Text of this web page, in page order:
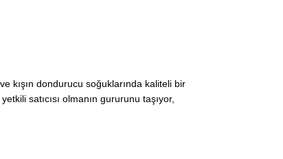
kışın dondurucu soğuklarında kaliteli bir
satıcısı olmanın gururunu taşıyor,